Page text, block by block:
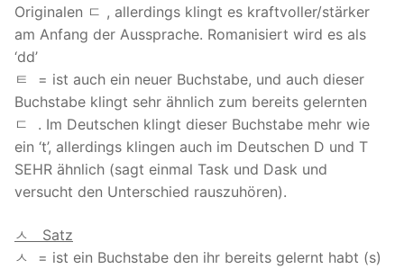
Originalen ㄷ , allerdings klingt es kraftvoller/stärker
am Anfang der Aussprache. Romanisiert wird es als
‘dd’
ㅌ = ist auch ein neuer Buchstabe, und auch dieser
Buchstabe klingt sehr ähnlich zum bereits gelernten
ㄷ . Im Deutschen klingt dieser Buchstabe mehr wie
ein ‘t’, allerdings klingen auch im Deutschen D und T
SEHR ähnlich (sagt einmal Task und Dask und
versucht den Unterschied rauszuhören).
ㅅ Satz
ㅅ = ist ein Buchstabe den ihr bereits gelernt habt (s)